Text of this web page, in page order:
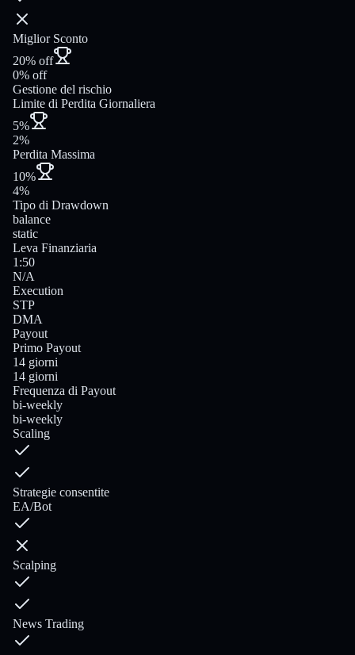
Miglior Sconto
20% off
0% off
Gestione del rischio
Limite di Perdita Giornaliera
5%
2%
Perdita Massima
10%
4%
Tipo di Drawdown
balance
static
Leva Finanziaria
1:50
N/A
Execution
STP
DMA
Payout
Primo Payout
14 giorni
14 giorni
Frequenza di Payout
bi-weekly
bi-weekly
Scaling
Strategie consentite
EA/Bot
Scalping
News Trading